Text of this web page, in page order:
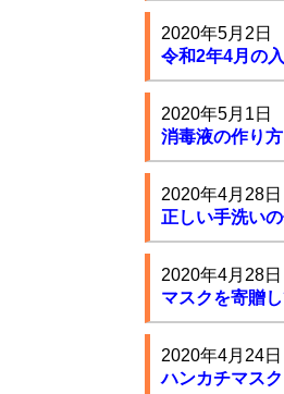
2020年5月2日
令和2年4月の
2020年5月1日
消毒液の作り方
2020年4月28日
正しい手洗い
2020年4月28日
マスクを寄贈
2020年4月24日
ハンカチマス